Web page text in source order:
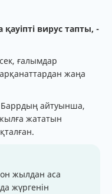
вирус тапты, -
ғалымдар
жаңа
айтуынша,
жататын
жылдан аса
жүргенін